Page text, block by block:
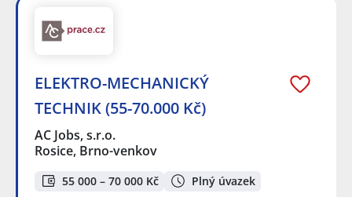
ELEKTRO-MECHANICKÝ
TECHNIK (55-70.000 Kč)
AC Jobs, s.r.o.
Rosice, Brno-venkov
55 000 – 70 000 Kč Plný úvazek